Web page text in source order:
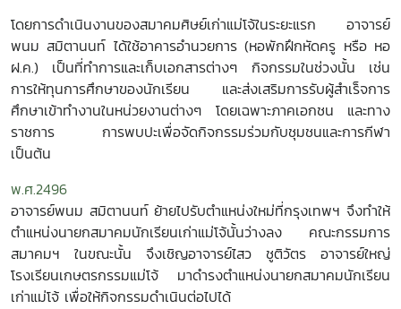
โดยการดำเนินงานของสมาคมศิษย์เก่าแม่โจ้ในระยะแรก อาจารย์
พนม สมิตานนท์ ได้ใช้อาคารอำนวยการ (หอพักฝึกหัดครู หรือ หอ
ฝ.ค.) เป็นที่ทำการและเก็บเอกสารต่างๆ กิจกรรมในช่วงนั้น เช่น
การให้ทุนการศึกษาของนักเรียน และส่งเสริมการรับผู้สำเร็จการ
ศึกษาเข้าทำงานในหน่วยงานต่างๆ โดยเฉพาะภาคเอกชน และทาง
ราชการ การพบปะเพื่อจัดกิจกรรมร่วมกับชุมชนและการกีฬา
เป็นต้น
พ.ศ.2496
อาจารย์พนม สมิตานนท์ ย้ายไปรับตำแหน่งใหม่ที่กรุงเทพฯ จึงทำให้
ตำแหน่งนายกสมาคมนักเรียนเก่าแม่โจ้นั้นว่างลง คณะกรรมการ
สมาคมฯ ในขณะนั้น จึงเชิญอาจารย์ไสว ชูติวัตร อาจารย์ใหญ่
โรงเรียนเกษตรกรรมแม่โจ้ มาดำรงตำแหน่งนายกสมาคมนักเรียน
เก่าแม่โจ้ เพื่อให้กิจกรรมดำเนินต่อไปได้